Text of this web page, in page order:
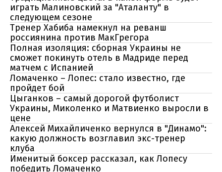
играть Малиновский за "Аталанту" в
следующем сезоне
Тренер Хабиба намекнул на реванш
россиянина против МакГрегора
Полная изоляция: сборная Украины не
сможет покинуть отель в Мадриде перед
матчем с Испанией
Ломаченко – Лопес: стало известно, где
пройдет бой
Цыганков – самый дорогой футболист
Украины, Миколенко и Матвиенко выросли в
цене
Алексей Михайличенко вернулся в "Динамо":
какую должность возглавил экс-тренер
клуба
Именитый боксер рассказал, как Лопесу
победить Ломаченко